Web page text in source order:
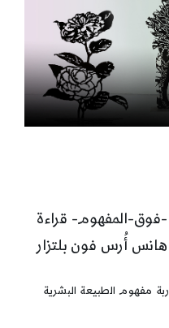
فوق-المفهوم- قراءة
أُرس فون بلتزار
مفهوم الطبيعة البشرية